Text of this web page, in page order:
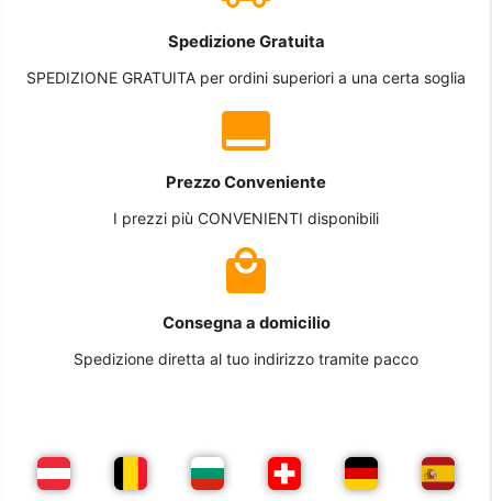
Spedizione Gratuita
SPEDIZIONE GRATUITA per ordini superiori a una certa soglia
Prezzo Conveniente
I prezzi più CONVENIENTI disponibili
Consegna a domicilio
Spedizione diretta al tuo indirizzo tramite pacco